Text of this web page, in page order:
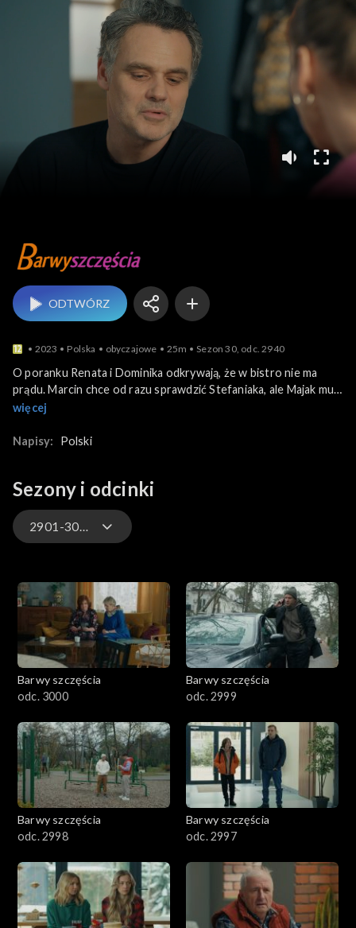
Barwy szczęścia
ODTWÓRZ
2023 Polska obyczajowe 25m Sezon 30, odc. 2940
O poranku Renata i Dominika odkrywają, że w bistro nie ma
prądu. Marcin chce od razu sprawdzić Stefaniaka, ale Majak mu
to odradza. Ostrzega kolegę, że jeśli wykorzysta stanowisko,
wewnętrzny. Tymczasem Natalia i Cezary wylatują w końcu z
więcej
Napisy: Polski
Sezony i odcinki
2901-3000
3201-3300
3101-3200
3001-3100
2901-3000
2801–2900
2701–2800
2501–2600
Barwy szczęścia
odc. 3000
Barwy szczęścia
odc. 2999
Barwy szczęścia
odc. 2998
Barwy szczęścia
odc. 2997